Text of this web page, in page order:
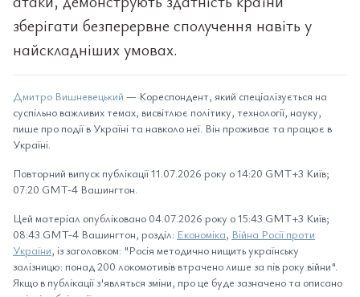
зберігати безперервне сполучення навіть у
найскладніших умовах.
Дмитро Вишневецький — Кореспондент, який спеціалізується на
суспільно важливих темах, висвітлює політику, технології, науку,
пише про події в Україні та навколо неї. Він проживає та працює в
Україні.
Повторний випуск публікації 11.07.2026 року о 14:20 GMT+3 Київ;
07:20 GMT-4 Вашингтон.
Цей матеріал опубліковано 04.07.2026 року о 15:43 GMT+3 Київ;
08:43 GMT-4 Вашингтон, розділ: Економіка, Війна Росії проти
України, із заголовком: "Росія методично нищить українську
залізницю: понад 200 локомотивів втрачено лише за пів року війни".
Якщо в публікації з'являться зміни, про це буде зазначено та описано